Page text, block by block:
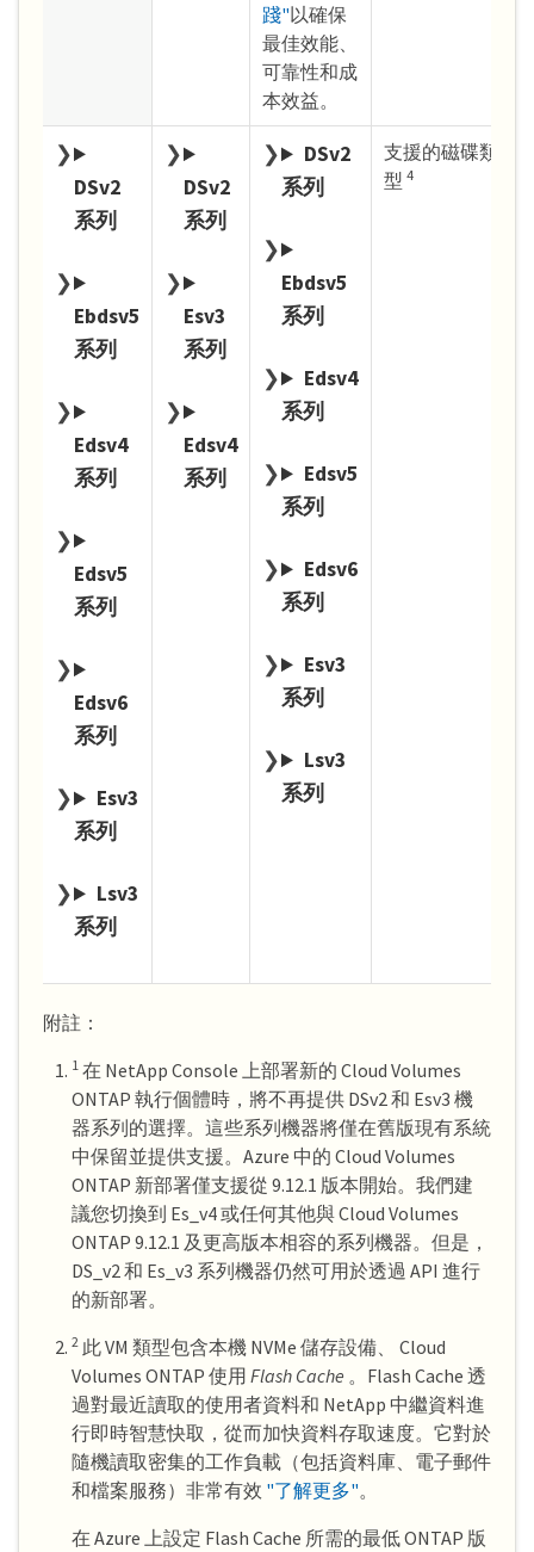
踐"以確保
最佳效能、
可靠性和成
本效益。
DSv2
系列
Ebdsv5
系列
Edsv4
系列
Edsv5
系列
Edsv6
系列
Esv3
系列
Lsv3
系列
DSv2
系列
Esv3
系列
Edsv4
系列
DSv2
系列
Ebdsv5
系列
Edsv4
系列
Edsv5
系列
Edsv6
系列
Esv3
系列
Lsv3
系列
支援的磁碟類
型 4
附註：
1 在 NetApp Console 上部署新的 Cloud Volumes
ONTAP 執行個體時，將不再提供 DSv2 和 Esv3 機
器系列的選擇。這些系列機器將僅在舊版現有系統
中保留並提供支援。Azure 中的 Cloud Volumes
ONTAP 新部署僅支援從 9.12.1 版本開始。我們建
議您切換到 Es_v4 或任何其他與 Cloud Volumes
ONTAP 9.12.1 及更高版本相容的系列機器。但是，
DS_v2 和 Es_v3 系列機器仍然可用於透過 API 進行
的新部署。
2 此 VM 類型包含本機 NVMe 儲存設備、 Cloud
Volumes ONTAP 使用 Flash Cache 。Flash Cache 透
過對最近讀取的使用者資料和 NetApp 中繼資料進
行即時智慧快取，從而加快資料存取速度。它對於
隨機讀取密集的工作負載（包括資料庫、電子郵件
和檔案服務）非常有效 "了解更多"。
在 Azure 上設定 Flash Cache 所需的最低 ONTAP 版